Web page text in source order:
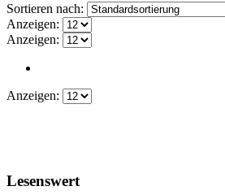
Sortieren nach:
Anzeigen:
Anzeigen:
Anzeigen:
Lesenswert